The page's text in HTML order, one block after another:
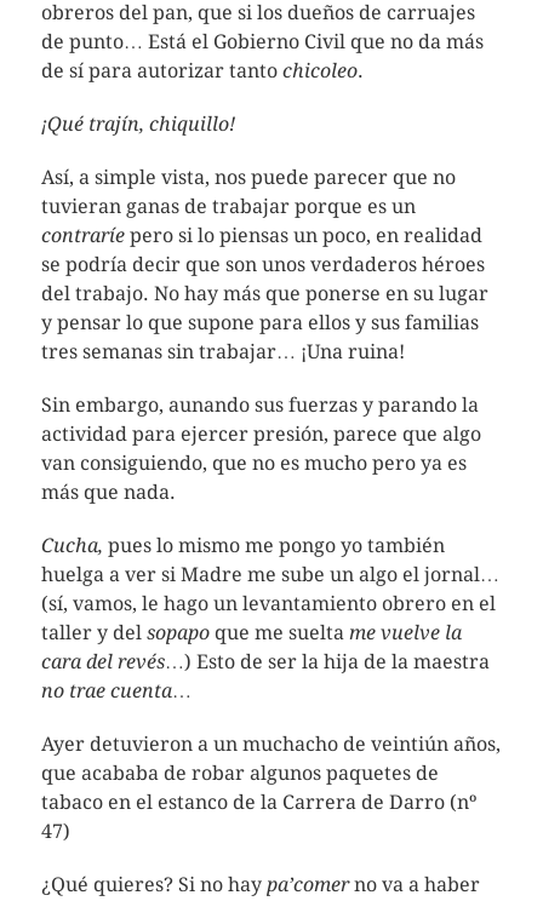
obreros del pan, que si los dueños de carruajes
de punto… Está el Gobierno Civil que no da más
de sí para autorizar tanto chicoleo.
¡Qué trajín, chiquillo!
Así, a simple vista, nos puede parecer que no
tuvieran ganas de trabajar porque es un
contraríepero si lo piensas un poco, en realidad
se podría decir que son unos verdaderos héroes
del trabajo. No hay más que ponerse en su lugar
y pensar lo que supone para ellos y sus familias
tres semanas sin trabajar… ¡Una ruina!
Sin embargo, aunando sus fuerzas y parando la
actividad para ejercer presión, parece que algo
van consiguiendo, que no es mucho pero ya es
más que nada.
Cucha, pues lo mismo me pongo yo también
huelga a ver si Madre me sube un algo el jornal…
(sí, vamos, le hago un levantamiento obrero en el
taller y del sopapoque me suelta me vuelve la
cara del revés…) Esto de ser la hija de la maestra
no trae cuenta…
Ayer detuvieron a un muchacho de veintiún años,
que acababa de robar algunos paquetes de
tabaco en el estanco de la Carrera de Darro (nº
47)
¿Qué quieres? Si no hay pa’comerno va a haber